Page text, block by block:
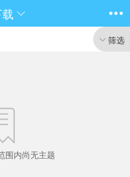
筛选
围内尚无主题